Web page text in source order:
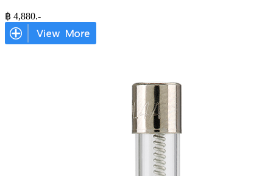
฿ 4,880.-